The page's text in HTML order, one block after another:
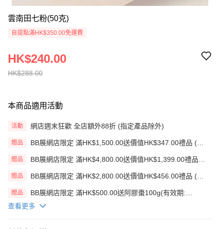
雲南田七粉(50克)
自提點滿HK$350.00免運費
HK$288.00
HK$240.00
本商品適用活動
活動 網店週末狂歡 全店額外88折 (指定產品除外)
贈品
BB展網店限定 滿HK$1,500.00送價值HK$347.00禮品 (贈
贈品
BB展網店限定 滿HK$4,800.00送價值HK$1,399.00禮品
贈品
BB展網店限定 滿HK$2,800.00送價值HK$456.00禮品 (贈
贈品
BB展網店限定 滿HK$500.00送阿膠棗100g(有效期:
12/12/26)(贈品)(送完即止）
查看更多